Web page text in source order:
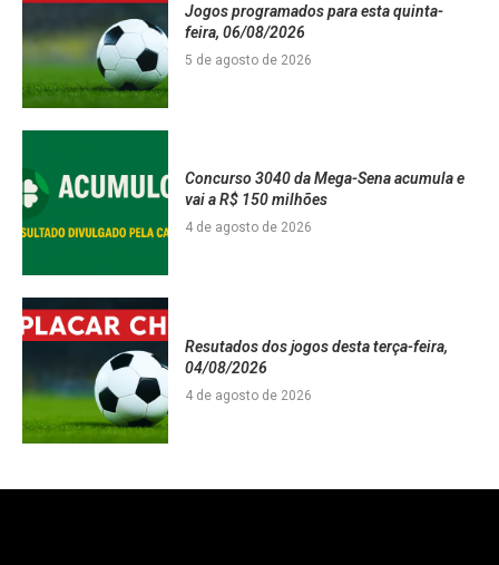
Jogos programados para esta quinta-
feira, 06/08/2026
5 de agosto de 2026
Concurso 3040 da Mega-Sena acumula e
vai a R$ 150 milhões
4 de agosto de 2026
Resutados dos jogos desta terça-feira,
04/08/2026
4 de agosto de 2026